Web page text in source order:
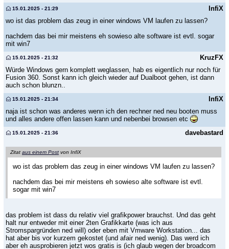
InfiX
15.01.2025 - 21:29
wo ist das problem das zeug in einer windows VM laufen zu lassen?
nachdem das bei mir meistens eh sowieso alte software ist evtl. sogar
mit win7
KruzFX
15.01.2025 - 21:32
Würde Windows gern komplett weglassen, hab es eigentlich nur noch für
Fusion 360. Sonst kann ich gleich wieder auf Dualboot gehen, ist dann
auch schon blunzn..
InfiX
15.01.2025 - 21:34
naja ist schon was anderes wenn ich den rechner ned neu booten muss
und alles andere offen lassen kann und nebenbei browsen etc
davebastard
15.01.2025 - 21:36
Zitat aus einem Post von InfiX
wo ist das problem das zeug in einer windows VM laufen zu lassen?
nachdem das bei mir meistens eh sowieso alte software ist evtl.
sogar mit win7
das problem ist dass du relativ viel grafikpower brauchst. Und das geht
halt nur entweder mit einer 2ten Grafikkarte (was ich aus
Stromspargründen ned will) oder eben mit Vmware Workstation... das
hat aber bis vor kurzem gekostet (und afair ned wenig). Das werd ich
aber eh ausprobieren jetzt wos gratis is (ich glaub wegen der broadcom